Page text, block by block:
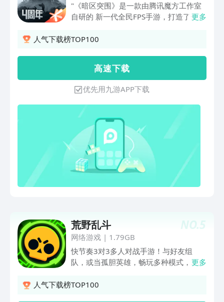
"《暗区突围》是一款由腾讯魔方工作室
自研的 新一代全民FPS手游，打造了全新
知危险的战场，有高自由度的战术策略
可能被人埋伏失去一切。 《暗区突围》
S9赛季“深渊行者”正式开启！沉浸剧情战
役模式解密前线要塞异动，地区首领雷诺
伊尔似有惊天阴谋？全新“北山法则”玩法
上线，进圈比枪硬，要赢先清场。新武器
MP5K&CPW、新装备、新配件、新道
具，更刺激的枪战体验。2周年庆典集结
号，精彩活动派对大赏，和1亿先锋一起
上暗！“矿区-群鸦纷至”等系列玩法陆续开
放，8V8正面交锋，随机保险箱掉落新大
更多
人气下载榜TOP100
高 速 下 载
优先用九游APP下载
NO.5
荒野乱斗
网络游戏| 1.79GB
快节奏3对3多人对战手游！与好友组
队，或当孤胆英雄，畅玩多种模式，3分
锁和升级，使用强大的超级技能、星徽之
更多
人气下载榜TOP100